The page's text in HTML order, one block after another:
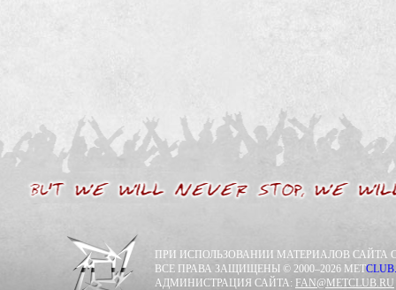
ПРИ ИСПОЛЬЗОВАНИИ МАТЕРИАЛОВ САЙТА
ВСЕ ПРАВА ЗАЩИЩЕНЫ © 2000–2026 METCLUB.
АДМИНИСТРАЦИЯ САЙТА: FAN@METCLUB.RU